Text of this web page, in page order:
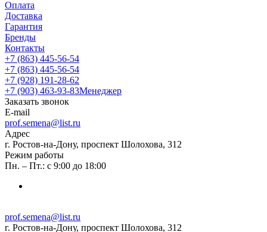
Оплата
Доставка
Гарантия
Бренды
Контакты
+7 (863) 445-56-54
+7 (863) 445-56-54
+7 (928) 191-28-62
+7 (903) 463-93-83Менеджер
Заказать звонок
E-mail
prof.semena@list.ru
Адрес
г. Ростов-на-Дону, проспект Шолохова, 312
Режим работы
Пн. – Пт.: с 9:00 до 18:00
prof.semena@list.ru
г. Ростов-на-Дону, проспект Шолохова, 312